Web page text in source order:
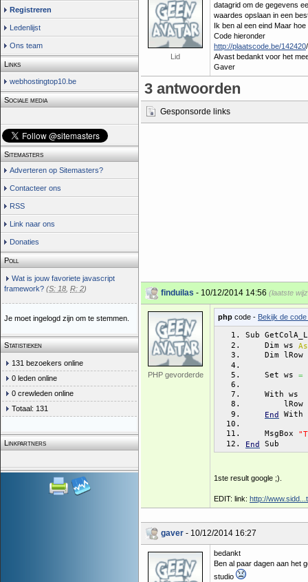
Registreren
Ledenlijst
Ons team
Links
webhostingtop10.be
Sociale media
Sitemasters
Adverteren op Sitemasters?
Contacteer ons
RSS
Link naar ons
Donaties
Poll
Wat is jouw favoriete javascript
framework? (S: 18 R: 2)
Je moet ingelogd zijn om te stemmen.
Statistieken
131 bezoekers online
0 leden online
0 crewleden online
Totaal: 131
Linkpartners
Lid
datagrid om de gegevens
waardes opslaan in een
Ik ben al een eind Maar
Code hieronder
http://plaatscode.be/142420/
Alvast bedankt voor het
Gaver
3 antwoorden
Gesponsorde links
finduilas - 10/12/2014 14:56 (laatste
PHP gevorderde
php code - Bekijk de
Sub
    Dim ws
As
    Dim lRow
    Set ws
=
    With ws
        lRow
End With
    MsgBox
End Sub
1ste result google ;).
EDIT: link: http://
gaver - 10/12/2014 16:27
bedankt
Ben al paar dagen aan het
studio